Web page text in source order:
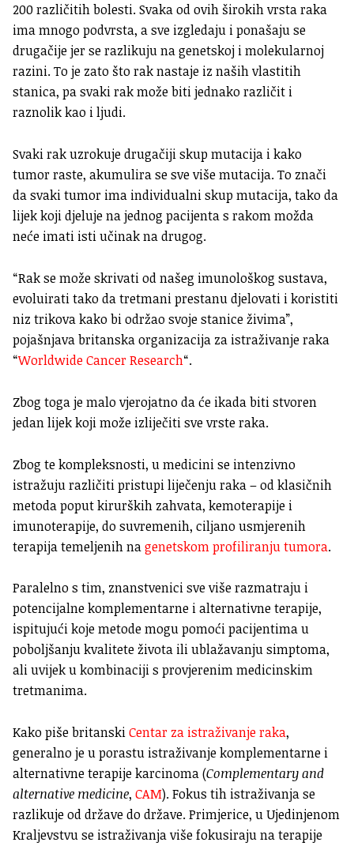
200 različitih bolesti.Svaka od ovih širokih vrsta raka
ima mnogo podvrsta, a sve izgledaju i ponašaju se
drugačije jer se razlikuju na genetskoj i molekularnoj
razini.To je zato što rak nastaje iz naših vlastitih
stanica, pa svaki rak može biti jednako različit i
raznolik kao i ljudi.
Svaki rak uzrokuje drugačiji skup mutacija i kako
tumor raste, akumulira se sve više mutacija.To znači
da svaki tumor ima individualni skup mutacija, tako da
lijek koji djeluje na jednog pacijenta s rakom možda
neće imati isti učinak na drugog.
“Rak se može skrivati ​​od našeg imunološkog sustava,
evoluirati tako da tretmani prestanu djelovati i koristiti
niz trikova kako bi održao svoje stanice živima”,
pojašnjava britanska organizacija za istraživanje raka
“Worldwide Cancer Research“.
Zbog toga je malo vjerojatno da će ikada biti stvoren
jedan lijek koji može izliječiti sve vrste raka.
Zbog te kompleksnosti, u medicini se intenzivno
istražuju različiti pristupi liječenju raka – od klasičnih
metoda poput kirurških zahvata, kemoterapije i
imunoterapije, do suvremenih, ciljano usmjerenih
terapija temeljenih nagenetskom profiliranju tumora.
Paralelno s tim, znanstvenici sve više razmatraju i
potencijalne komplementarne i alternativne terapije,
ispitujući koje metode mogu pomoći pacijentima u
poboljšanju kvalitete života ili ublažavanju simptoma,
ali uvijek u kombinaciji s provjerenim medicinskim
tretmanima.
Kako piše britanskiCentar za istraživanje raka,
generalno je u porastu istraživanje komplementarne i
alternativne terapije karcinoma (Complementary and
alternative medicine, CAM). Fokus tih istraživanja se
razlikuje od države do države. Primjerice, u Ujedinjenom
Kraljevstvu se istraživanja više fokusiraju na terapije